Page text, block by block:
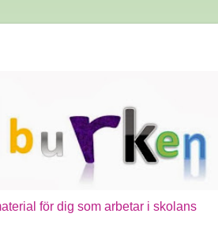
för dig som arbetar i skolans